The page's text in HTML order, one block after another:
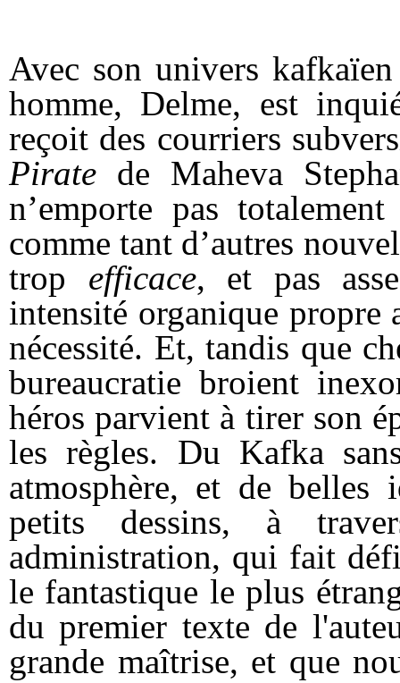
Avec son univers
homme, Delme, est
reçoit des courriers
Pirate de Maheva
n’emporte pas
comme tant d’autres
trop efficace, et pas
intensité organique propre
nécessité. Et, tandis que
bureaucratie broient
héros parvient à tirer son
les règles. Du Kafka
atmosphère, et de belles
petits dessins, à
administration, qui fait
le fantastique le plus
du premier texte de
grande maîtrise, et que